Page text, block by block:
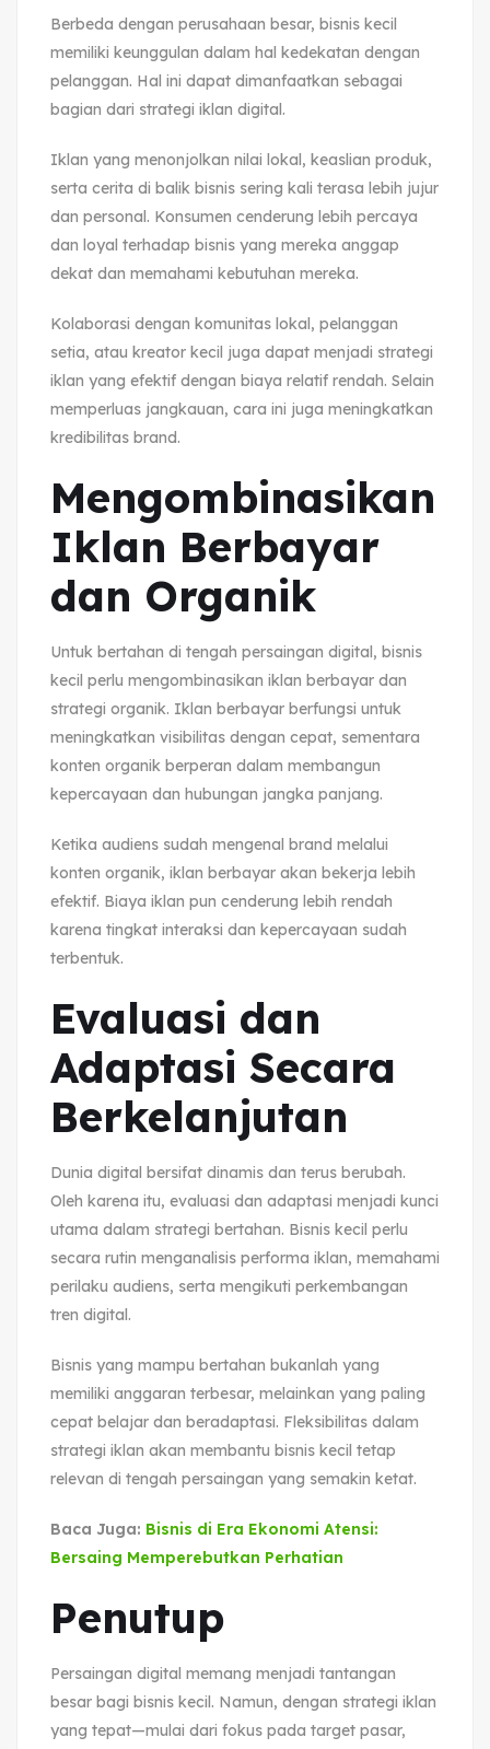
Berbeda dengan perusahaan besar, bisnis kecil
memiliki keunggulan dalam hal kedekatan dengan
pelanggan. Hal ini dapat dimanfaatkan sebagai
bagian dari strategi iklan digital.
Iklan yang menonjolkan nilai lokal, keaslian produk,
serta cerita di balik bisnis sering kali terasa lebih jujur
dan personal. Konsumen cenderung lebih percaya
dan loyal terhadap bisnis yang mereka anggap
dekat dan memahami kebutuhan mereka.
Kolaborasi dengan komunitas lokal, pelanggan
setia, atau kreator kecil juga dapat menjadi strategi
iklan yang efektif dengan biaya relatif rendah. Selain
memperluas jangkauan, cara ini juga meningkatkan
kredibilitas brand.
Mengombinasikan
Iklan Berbayar
dan Organik
Untuk bertahan di tengah persaingan digital, bisnis
kecil perlu mengombinasikan iklan berbayar dan
strategi organik. Iklan berbayar berfungsi untuk
meningkatkan visibilitas dengan cepat, sementara
konten organik berperan dalam membangun
kepercayaan dan hubungan jangka panjang.
Ketika audiens sudah mengenal brand melalui
konten organik, iklan berbayar akan bekerja lebih
efektif. Biaya iklan pun cenderung lebih rendah
karena tingkat interaksi dan kepercayaan sudah
terbentuk.
Evaluasi dan
Adaptasi Secara
Berkelanjutan
Dunia digital bersifat dinamis dan terus berubah.
Oleh karena itu, evaluasi dan adaptasi menjadi kunci
utama dalam strategi bertahan. Bisnis kecil perlu
secara rutin menganalisis performa iklan, memahami
perilaku audiens, serta mengikuti perkembangan
tren digital.
Bisnis yang mampu bertahan bukanlah yang
memiliki anggaran terbesar, melainkan yang paling
cepat belajar dan beradaptasi. Fleksibilitas dalam
strategi iklan akan membantu bisnis kecil tetap
relevan di tengah persaingan yang semakin ketat.
Baca Juga: Bisnis di Era Ekonomi Atensi:
Bersaing Memperebutkan Perhatian
Penutup
Persaingan digital memang menjadi tantangan
besar bagi bisnis kecil. Namun, dengan strategi iklan
yang tepat—mulai dari fokus pada target pasar,